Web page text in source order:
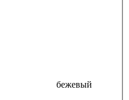
бежевый